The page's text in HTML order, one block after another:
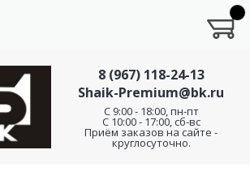
8 (967) 118-24-13
Shaik-Premium@bk.ru
C 9:00 - 18:00, пн-пт
С 10:00 - 17:00, сб-вс
Приём заказов на сайте -
круглосуточно.